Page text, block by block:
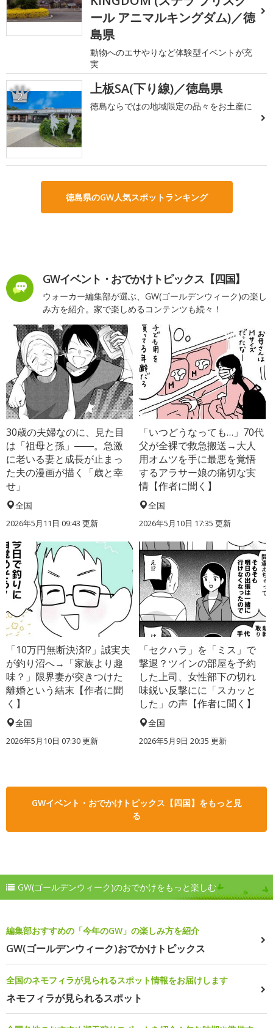
ール アニマルキングダム)／徳
島県
動物へのエサやりなど体験型イベントが充
実
2 上板SA(下り線)／徳島県
徳島ならではの地域限定の品々をお土産に
徳島県のGW人気スポットランキング
GWイベント・おでかけトピックス【四国】
ウォーカー編集部が選ぶ、GW(ゴールデンウィーク)の楽し
み方を紹介。家で楽しめるコンテンツも続々！
30歳の夫婦なのに、見た目
は「祖母と孫」――。急激
に老いる妻と成長が止まっ
た夫の漫画が描く「歳と幸
せ」
全国
2026年5月11日 09:43 更新
「いつどうなっても…」70代
父が全裸で救急搬送→大人
用オムツを手に最悪を覚悟
するアラサー娘の痛切な実
情【作者に聞く】
全国
2026年5月10日 17:35 更新
「10万円無断決済!?」誠実夫
が釣り沼へ→「家族より趣
味？」限界妻が突きつけた
離婚という結末【作者に聞
く】
全国
2026年5月10日 07:30 更新
「セクハラ」を「ミス」で
撃退？ツインの部屋を予約
した上司、女性部下の切れ
味鋭い反撃にに「スカッと
した」の声【作者に聞く】
全国
2026年5月9日 20:35 更新
GWイベント・おでかけトピックス【四国】をもっと見
る
GW(ゴールデンウィーク)のおでかけをもっと楽しむ
編集部おすすめの「今年のGW」の楽しみ方を紹介
GW(ゴールデンウィーク)おでかけトピックス
全国のネモフィラが見られるスポット情報をお届けします
ネモフィラが見られるスポット